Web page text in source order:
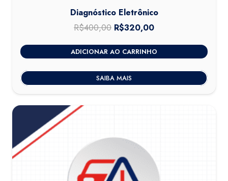
Diagnóstico Eletrônico
R$400,00 O
preço
original
era:
R$400,00.
R$320,00
preço
atual
é:
R$320,00.
ADICIONAR AO CARRINHO
SAIBA MAIS